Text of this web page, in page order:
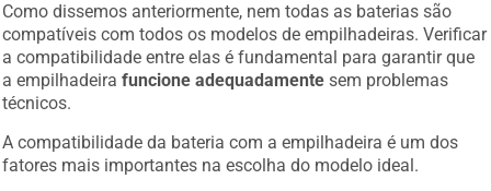
Como dissemos anteriormente, nem todas as baterias são
compatíveis com todos os modelos de empilhadeiras. Verificar
a compatibilidade entre elas é fundamental para garantir que
a empilhadeirafuncione adequadamente sem problemas
técnicos.
A compatibilidade da bateria com a empilhadeira é um dos
fatores mais importantes na escolha do modelo ideal.